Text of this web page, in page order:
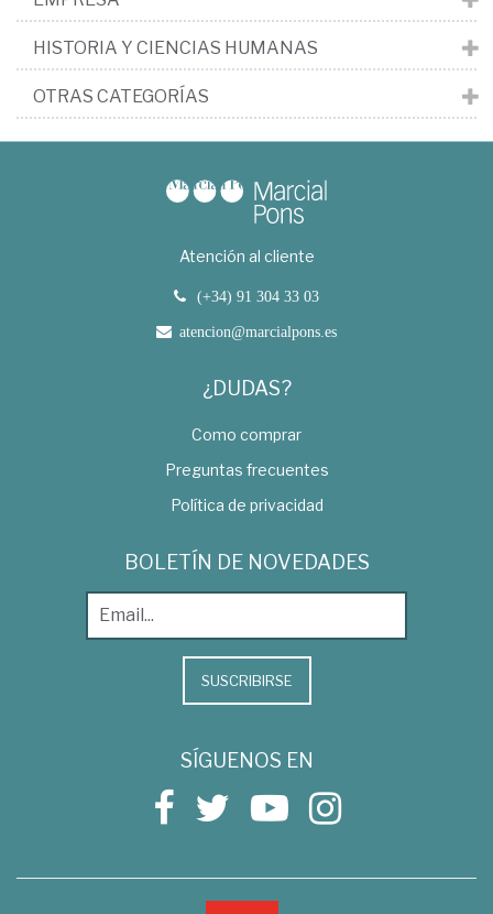
HISTORIA Y CIENCIAS HUMANAS
OTRAS CATEGORÍAS
Atención al cliente
(+34) 91 304 33 03
atencion@marcialpons.es
¿DUDAS?
Como comprar
Preguntas frecuentes
Política de privacidad
BOLETÍN DE NOVEDADES
SUSCRIBIRSE
SÍGUENOS EN